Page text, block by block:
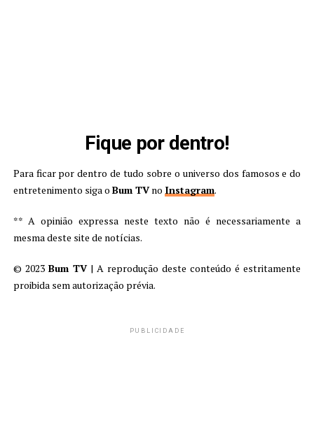
Fique por dentro!
Para ficar por dentro de tudo sobre o universo dos famosos e do
entretenimento siga o Bum TVno Instagram.
** A opinião expressa neste texto não é necessariamente a
mesma deste site de notícias.
© 2023 Bum TV| A reprodução deste conteúdo é estritamente
proibida sem autorização prévia.
PUBLICIDADE